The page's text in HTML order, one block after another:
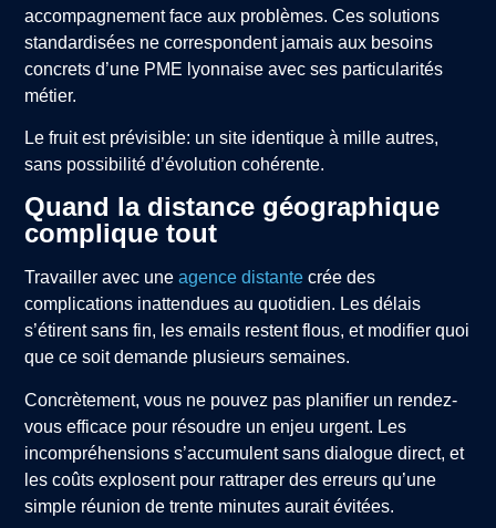
accompagnement face aux problèmes. Ces solutions
standardisées ne correspondent jamais aux besoins
concrets d’une PME lyonnaise avec ses particularités
métier.
Le fruit est prévisible: un site identique à mille autres,
sans possibilité d’évolution cohérente.
Quand la distance géographique
complique tout
Travailler avec uneagence distante crée des
complications inattendues au quotidien. Les délais
s’étirent sans fin, les emails restent flous, et modifier quoi
que ce soit demande plusieurs semaines.
Concrètement, vous ne pouvez pas planifier un rendez-
vous efficace pour résoudre un enjeu urgent. Les
incompréhensions s’accumulent sans dialogue direct, et
les coûts explosent pour rattraper des erreurs qu’une
simple réunion de trente minutes aurait évitées.